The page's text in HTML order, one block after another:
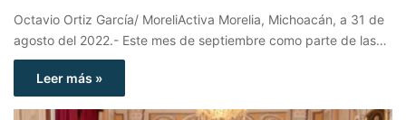
Octavio Ortiz García/ MoreliActiva Morelia, Michoacán, a 31 de
agosto del 2022.- Este mes de septiembre como parte de las…
Leer más »